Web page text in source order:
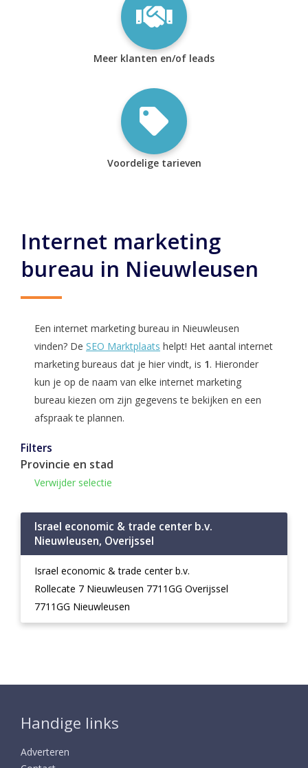
Meer klanten en/of leads
Voordelige tarieven
Internet marketing
bureau in Nieuwleusen
Een internet marketing bureau in Nieuwleusen
vinden? De SEO Marktplaats helpt! Het aantal internet
marketing bureaus dat je hier vindt, is 1. Hieronder
kun je op de naam van elke internet marketing
bureau kiezen om zijn gegevens te bekijken en een
afspraak te plannen.
Filters
Provincie en stad
Verwijder selectie
Israel economic & trade center b.v.
Nieuwleusen, Overijssel
Israel economic & trade center b.v.
Rollecate 7 Nieuwleusen 7711GG Overijssel
7711GG Nieuwleusen
Handige links
Adverteren